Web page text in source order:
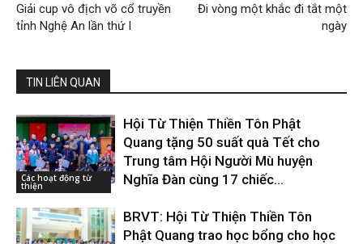
Giải cup vô địch võ cổ truyền
tỉnh Nghệ An lần thứ I
Đi vòng một khắc đi tắt một
ngày
TIN LIÊN QUAN
Các hoạt động từ
thiện
Hội Từ Thiện Thiền Tôn Phật
Quang tặng 50 suất quà Tết cho
Trung tâm Hội Người Mù huyện
Nghĩa Đàn cùng 17 chiếc...
BRVT: Hội Từ Thiện Thiền Tôn
Phật Quang trao học bổng cho học